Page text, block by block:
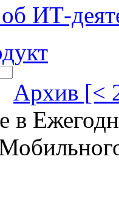
ИТ-
Архив [<
в